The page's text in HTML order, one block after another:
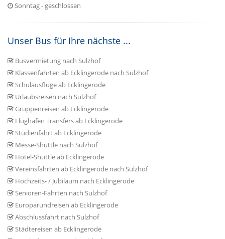
Sonntag - geschlossen
Unser Bus für Ihre nächste ...
Busvermietung nach Sulzhof
Klassenfahrten ab Ecklingerode nach Sulzhof
Schulausflüge ab Ecklingerode
Urlaubsreisen nach Sulzhof
Gruppenreisen ab Ecklingerode
Flughafen Transfers ab Ecklingerode
Studienfahrt ab Ecklingerode
Messe-Shuttle nach Sulzhof
Hotel-Shuttle ab Ecklingerode
Vereinsfahrten ab Ecklingerode nach Sulzhof
Hochzeits- / Jubiläum nach Ecklingerode
Senioren-Fahrten nach Sulzhof
Europarundreisen ab Ecklingerode
Abschlussfahrt nach Sulzhof
Städtereisen ab Ecklingerode